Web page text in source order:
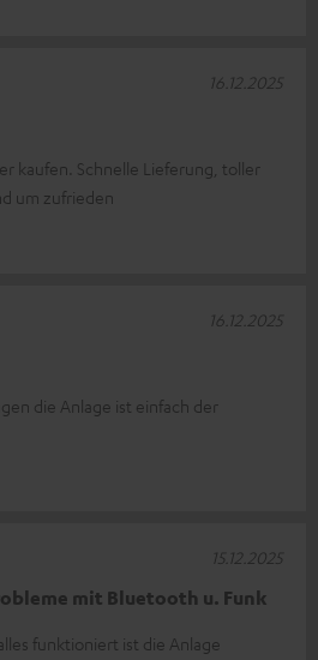
kaufen. Schnelle Lieferung, toller
um zufrieden
16.12.2025
die Anlage ist einfach der
16.12.2025
mit Bluetooth u. Funk
funktioniert ist die Anlage
15.12.2025